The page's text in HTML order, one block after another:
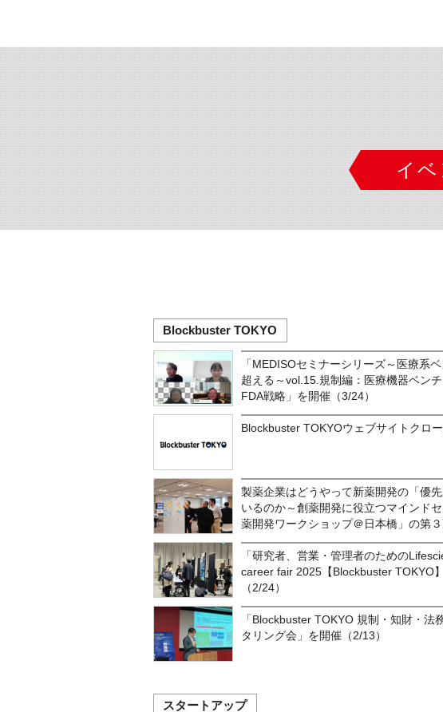
イ
Blockbuster TOKYO
「MEDISOセミナーシリーズ～医療系
超える～vol.15.規制編：医療機器ベンチ
FDA戦略」を開催（3/24）
Blockbuster TOKYOウェブサイトクロ
製薬企業はどうやって新薬開発の「優
いるのか～創薬開発に役立つマインド
薬開発ワークショップ＠日本橋」の第
「研究者、営業・管理者のための
career fair 2025【Blockbuster TOKYO
（2/24）
「Blockbuster TOKYO 規制・知財・法
タリング会」を開催（2/13）
スタートアップ